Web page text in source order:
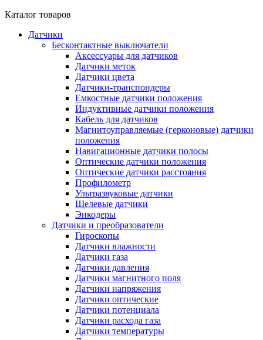
Каталог товаров
Датчики
Бесконтактные выключатели
Аксессуары для датчиков
Датчики меток
Датчики цвета
Датчики-транспондеры
Емкостные датчики положения
Индуктивные датчики положения
Кабель для датчиков
Магнитоуправляемые (герконовые) датчики
положения
Навигационные датчики полосы
Оптические датчики положения
Оптические датчики расстояния
Профилометр
Ультразвуковые датчики
Щелевые датчики
Энкодеры
Датчики и преобразователи
Гироскопы
Датчики влажности
Датчики газа
Датчики давления
Датчики магнитного поля
Датчики напряжения
Датчики оптические
Датчики потенциала
Датчики расхода газа
Датчики температуры